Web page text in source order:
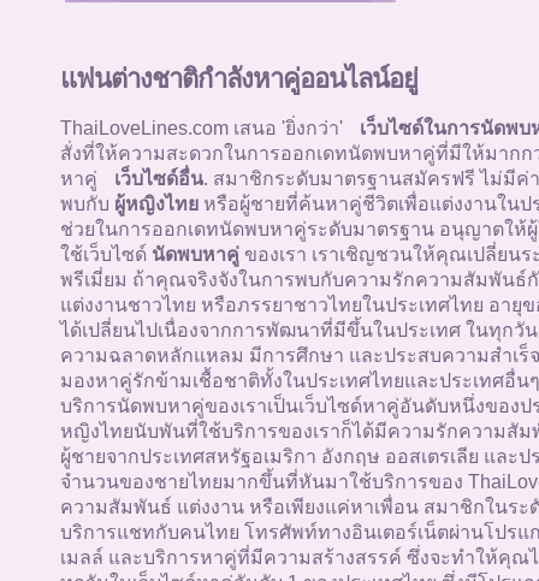
แฟนต่างชาติกำลังหาคู่ออนไลน์อยู่
ThaiLoveLines.com เสนอ 'ยิ่งกว่า'
เว็บไซด์ในการนัดพบ
สั่งที่ให้ความสะดวกในการออกเดทนัดพบหาคู่ที่มีให้มากก
หาคู่
เว็บไซด์อื่น. สมาชิกระดับมาตรฐานสมัครฟรี ไม่มีค่
พบกับ ผู้หญิงไทยหรือผู้ชายที่ค้นหาคู่ชีวิตเพื่อแต่งงานในป
ช่วยในการออกเดทนัดพบหาคู่ระดับมาตรฐาน อนุญาตให้
ใช้เว็บไซด์ นัดพบหาคู่ของเรา เราเชิญชวนให้คุณเปลี่ยน
พรีเมี่ยม ถ้าคุณจริงจังในการพบกับความรักความสัมพันธ์
แต่งงานชาวไทย หรือภรรยาชาวไทยในประเทศไทย อายุข
ได้เปลี่ยนไปเนื่องจากการพัฒนาที่มีขึ้นในประเทศ ในทุกวั
ความฉลาดหลักแหลม มีการศึกษา และประสบความสำเร็
มองหาคู่รักข้ามเชื้อชาติทั้งในประเทศไทยและประเทศอื่น
บริการนัดพบหาคู่ของเราเป็นเว็บไซด์หาคู่อันดับหนึ่งของป
หญิงไทยนับพันที่ใช้บริการของเราก็ได้มีความรักความสัม
ผู้ชายจากประเทศสหรัฐอเมริกา อังกฤษ ออสเตรเลีย และ
จำนวนของชายไทยมากขึ้นที่หันมาใช้บริการของ
ความสัมพันธ์ แต่งงาน หรือเพียงแค่หาเพื่อน สมาชิกในระ
บริการแชทกับคนไทย โทรศัพท์ทางอินเตอร์เน็ตผ่านโปรแ
เมลล์ และบริการหาคู่ที่มีความสร้างสรรค์ ซึ่งจะทำให้คุณ